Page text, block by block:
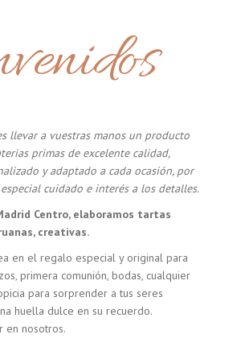
llevar a vuestras manos un producto
primas de excelente calidad,
y adaptado a cada ocasión, por
cuidado e interés a los detalles.
Centro, elaboramos tartas
creativas.
en el regalo especial y original para
primera comunión, bodas, cualquier
para sorprender a tus seres
huella dulce en su recuerdo.
en nosotros.